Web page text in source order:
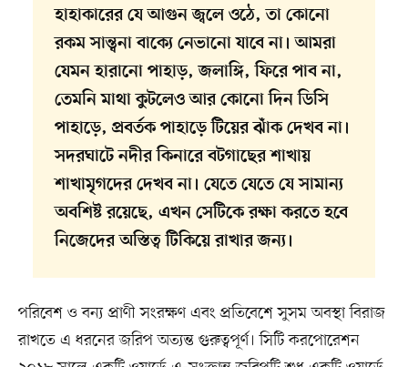
হাহাকারের যে আগুন জ্বলে ওঠে, তা কোনো
রকম সান্ত্বনা বাক্যে নেভানো যাবে না। আমরা
যেমন হারানো পাহাড়, জলাঙ্গি, ফিরে পাব না,
তেমনি মাথা কুটলেও আর কোনো দিন ডিসি
পাহাড়ে, প্রবর্তক পাহাড়ে টিয়ের ঝাঁক দেখব না।
সদরঘাটে নদীর কিনারে বটগাছের শাখায়
শাখামৃগদের দেখব না। যেতে যেতে যে সামান্য
অবশিষ্ট রয়েছে, এখন সেটিকে রক্ষা করতে হবে
নিজেদের অস্তিত্ব টিকিয়ে রাখার জন্য।
পরিবেশ ও বন্য প্রাণী সংরক্ষণ এবং প্রতিবেশে সুসম অবস্থা বিরাজ
রাখতে এ ধরনের জরিপ অত্যন্ত গুরুত্বপূর্ণ। সিটি করপোরেশন